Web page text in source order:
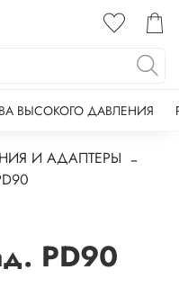
ВЫСОКОГО ДАВЛЕНИЯ
И АДАПТЕРЫ
PD90